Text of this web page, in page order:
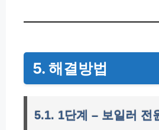
5. 해결방법
5.1. 1단계 – 보일러 전